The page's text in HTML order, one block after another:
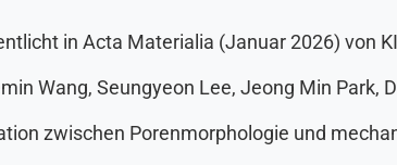
in Acta Materialia (Januar 2026) von
Wang, Seungyeon Lee, Jeong Min Park,
zwischen Porenmorphologie und